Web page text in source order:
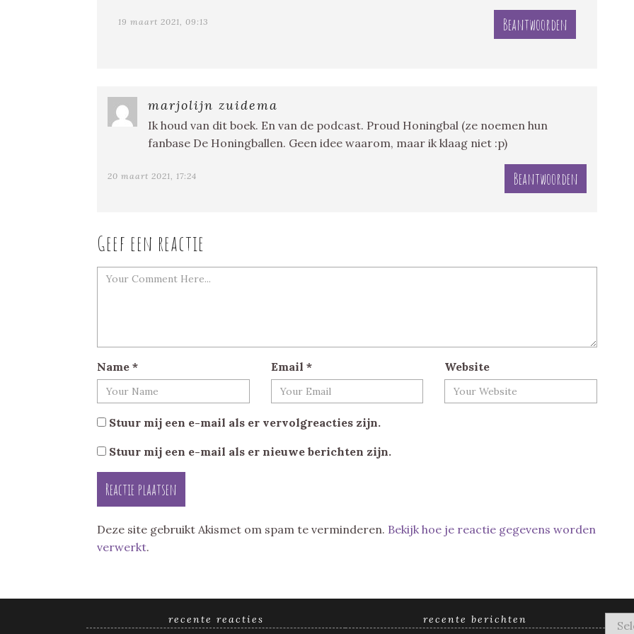
19 maart 2021, 09:13 Beantwoorden
marjolijn zuidema
Ik houd van dit boek. En van de podcast. Proud Honingbal (ze noemen hun
fanbase De Honingballen. Geen idee waarom, maar ik klaag niet :p)
20 maart 2021, 17:24 Beantwoorden
Geef een reactie
Name * Email * Website
Stuur mij een e-mail als er vervolgreacties zijn.
Stuur mij een e-mail als er nieuwe berichten zijn.
Deze site gebruikt Akismet om spam te verminderen. Bekijk hoe je reactie gegevens worden
verwerkt.
recente reacties recente berichten